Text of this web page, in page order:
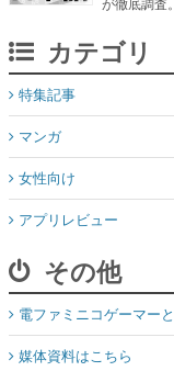
カテゴリ
特集記事
マンガ
女性向け
アプリレビュー
その他
電ファミニコゲーマー
媒体資料はこちら